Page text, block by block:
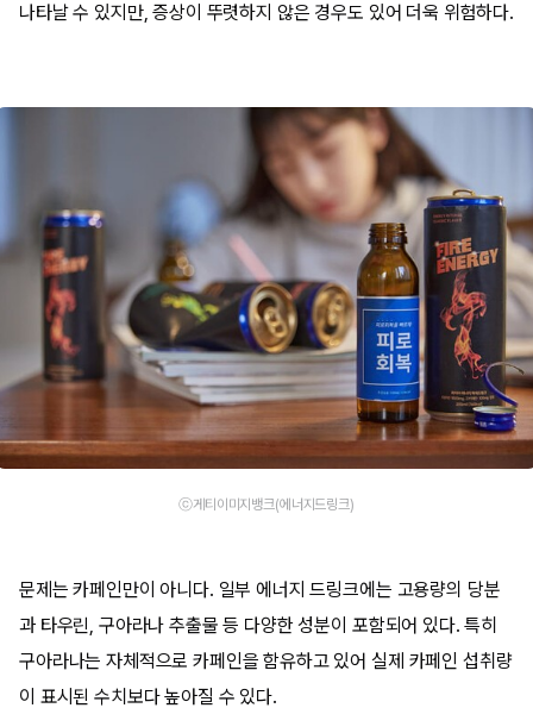
나타날 수 있지만, 증상이 뚜렷하지 않은 경우도 있어 더욱 위험하다.
ⓒ게티이미지뱅크(에너지드링크)
문제는 카페인만이 아니다. 일부 에너지 드링크에는 고용량의 당분
과 타우린, 구아라나 추출물 등 다양한 성분이 포함되어 있다. 특히
구아라나는 자체적으로 카페인을 함유하고 있어 실제 카페인 섭취량
이 표시된 수치보다 높아질 수 있다.